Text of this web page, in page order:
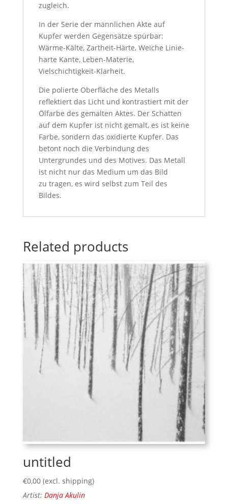
zugleich.
In der Serie der männlichen Akte auf
Kupfer werden Gegensätze spürbar:
Wärme-Kälte, Zartheit-Härte, Weiche Linie-
harte Kante, Leben-Materie,
Vielschichtigkeit-Klarheit.
Die polierte Oberfläche des Metalls
reflektiert das Licht und kontrastiert mit der
Ölfarbe des gemalten Aktes. Der Schatten
auf dem Kupfer ist nicht gemalt, es ist keine
Farbe, sondern das oxidierte Kupfer. Das
betont noch die Verbindung des
Untergrundes und des Motives. Das Metall
ist nicht nur das Medium um das Bild
zu tragen, es wird selbst zum Teil des
Bildes.
Related products
untitled
€0,00 (excl. shipping)
Artist: Danja Akulin